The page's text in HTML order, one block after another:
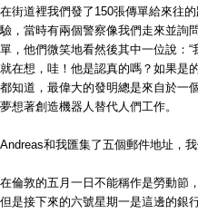
在街道裡我們發了150張傳單給來往
驗，當時有兩個警察像我們走來並詢
單，他們微笑地看然後其中一位說：
就在想，哇！他是認真的嗎？如果是
都知道，最偉大的發明總是來自於一
夢想著創造機器人替代人們工作。
Andreas和我匯集了五個郵件地址，
在倫敦的五月一日不能稱作是勞動節
但是接下來的六號星期一是這邊的銀